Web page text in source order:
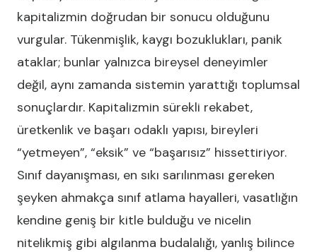
kapitalizmin doğrudan bir sonucu olduğunu
vurgular. Tükenmişlik, kaygı bozuklukları, panik
ataklar; bunlar yalnızca bireysel deneyimler
değil, aynı zamanda sistemin yarattığı toplumsal
sonuçlardır. Kapitalizmin sürekli rekabet,
üretkenlik ve başarı odaklı yapısı, bireyleri
“yetmeyen”, “eksik” ve “başarısız” hissettiriyor.
Sınıf dayanışması, en sıkı sarılınması gereken
şeyken ahmakça sınıf atlama hayalleri, vasatlığın
kendine geniş bir kitle bulduğu ve nicelin
nitelikmiş gibi algılanma budalalığı, yanlış bilince